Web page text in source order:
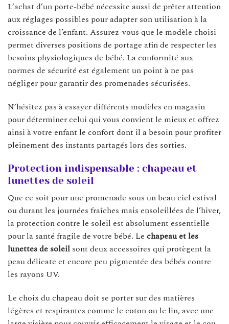
L’achat d’un porte-bébé nécessite aussi de prêter attention
aux réglages possibles pour adapter son utilisation à la
croissance de l’enfant. Assurez-vous que le modèle choisi
permet diverses positions de portage afin de respecter les
besoins physiologiques de bébé. La conformité aux
normes de sécurité est également un point à ne pas
négliger pour garantir des promenades sécurisées.
N’hésitez pas à essayer différents modèles en magasin
pour déterminer celui qui vous convient le mieux et offrez
ainsi à votre enfant le confort dont il a besoin pour profiter
pleinement des instants partagés lors des sorties.
Protection indispensable : chapeau et
lunettes de soleil
Que ce soit pour une promenade sous un beau ciel estival
ou durant les journées fraîches mais ensoleillées de l’hiver,
la protection contre le soleil est absolument essentielle
pour la santé fragile de votre bébé. Le chapeau et les
lunettes de soleil sont deux accessoires qui protègent la
peau délicate et encore peu pigmentée des bébés contre
les rayons UV.
Le choix du chapeau doit se porter sur des matières
légères et respirantes comme le coton ou le lin, avec une